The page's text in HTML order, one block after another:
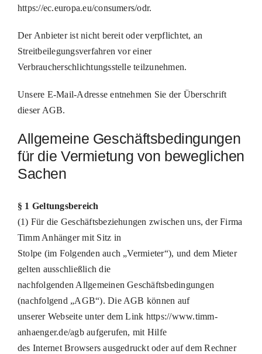
https://ec.europa.eu/consumers/odr.
Der Anbieter ist nicht bereit oder verpflichtet, an
Streitbeilegungsverfahren vor einer
Verbraucherschlichtungsstelle teilzunehmen.
Unsere E-Mail-Adresse entnehmen Sie der Überschrift
dieser AGB.
Allgemeine Geschäftsbedingungen
für die Vermietung von beweglichen
Sachen
§ 1 Geltungsbereich
(1) Für die Geschäftsbeziehungen zwischen uns, der Firma
Timm Anhänger mit Sitz in
Stolpe (im Folgenden auch „Vermieter“), und dem Mieter
gelten ausschließlich die
nachfolgenden Allgemeinen Geschäftsbedingungen
(nachfolgend „AGB“). Die AGB können auf
unserer Webseite unter dem Link https://www.timm-
anhaenger.de/agb aufgerufen, mit Hilfe
des Internet Browsers ausgedruckt oder auf dem Rechner